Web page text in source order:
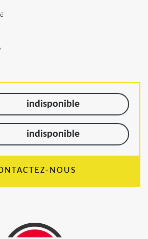
indisponible
indisponible
NOUS